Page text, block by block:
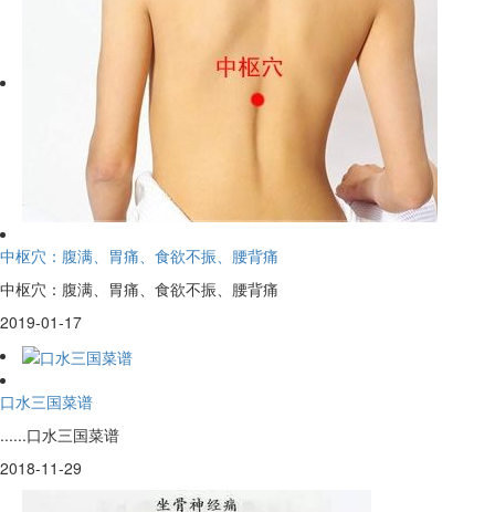
中枢穴：腹满、胃痛、食欲不振、腰背痛
中枢穴：腹满、胃痛、食欲不振、腰背痛
2019-01-17
口水三国菜谱
......口水三国菜谱
2018-11-29